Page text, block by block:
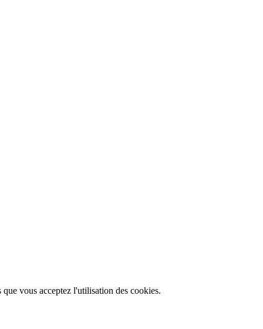
vous acceptez l'utilisation des cookies.